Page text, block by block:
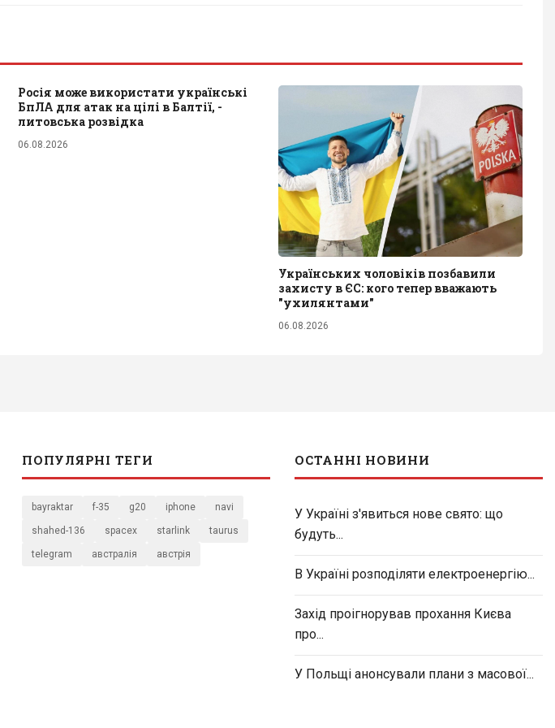
Росія може використати українські
БпЛА для атак на цілі в Балтії, -
литовська розвідка
06.08.2026
Українських чоловіків позбавили
захисту в ЄС: кого тепер вважають
"ухилянтами"
06.08.2026
ПОПУЛЯРНІ ТЕГИ
bayraktar f-35 g20 iphone navi
shahed-136 spacex starlink taurus
telegram австралія австрія
ОСТАННІ НОВИНИ
У Україні з'явиться нове свято: що
будуть...
В Україні розподіляти електроенергію...
Захід проігнорував прохання Києва
про...
У Польщі анонсували плани з масової...